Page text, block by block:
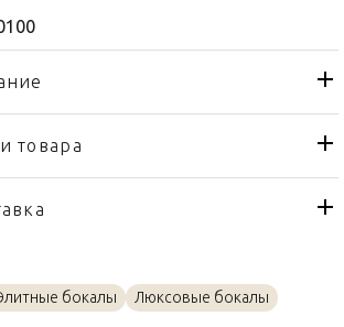
товара
Бокал
Золото, Хрусталь
бокалы Люксовые бокалы